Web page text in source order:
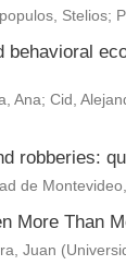
Stelios;
behavioral
Ana; Cid,
robberies:
de
More Than
Juan (